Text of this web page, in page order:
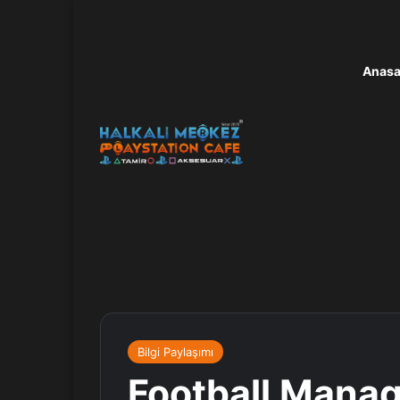
Bilgi Paylaşımı